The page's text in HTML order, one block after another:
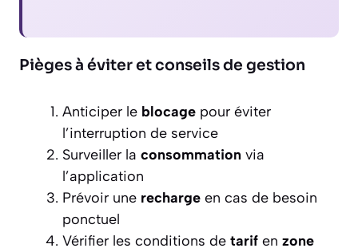
Pièges à éviter et conseils de gestion
Anticiper le blocage pour éviter
l’interruption de service
Surveiller la consommation via
l’application
Prévoir une recharge en cas de besoin
ponctuel
Vérifier les conditions de tarif en zone